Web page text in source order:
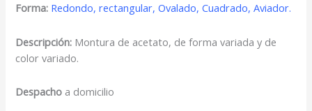
Forma: Redondo, rectangular, Ovalado, Cuadrado, Aviador.
Descripción: Montura de acetato, de forma variada y de
color variado.
Despacho a domicilio